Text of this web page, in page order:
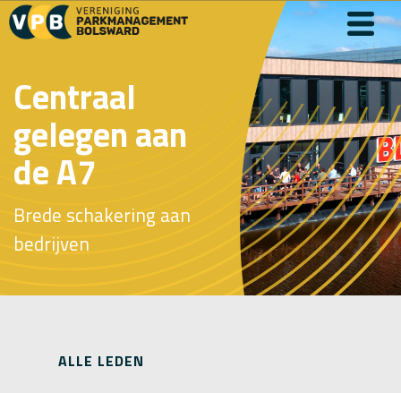
Centraal
gelegen aan
de A7
Brede schakering aan
bedrijven
ALLE LEDEN